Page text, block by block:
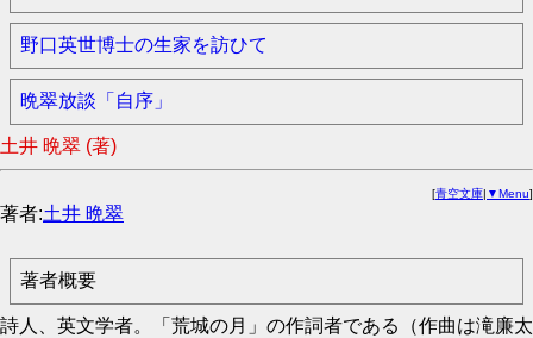
野口英世博士の生家を訪ひて
晩翠放談「自序」
土井 晩翠 (著)
[青空文庫| ▼Menu]
著者:土井 晩翠
著者概要
詩人、英文学者。「荒城の月」の作詞者である（作曲は滝廉太